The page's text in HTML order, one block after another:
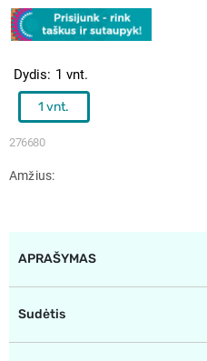
276680
Dydis 1 vnt.
1 vnt.
Amžius
APRAŠYMAS
Sudėtis